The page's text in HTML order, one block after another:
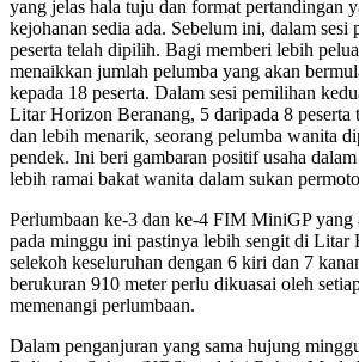
yang jelas hala tuju dan format pertandingan
kejohanan sedia ada. Sebelum ini, dalam sesi
peserta telah dipilih. Bagi memberi lebih
menaikkan jumlah pelumba yang akan
kepada 18 peserta. Dalam sesi pemilihan
Litar Horizon Beranang, 5 daripada 8 peserta
dan lebih menarik, seorang pelumba wanita
pendek. Ini beri gambaran positif usaha
lebih ramai bakat wanita dalam sukan
Perlumbaan ke-3 dan ke-4 FIM MiniGP yang
pada minggu ini pastinya lebih sengit di Litar
selekoh keseluruhan dengan 6 kiri dan 7
berukuran 910 meter perlu dikuasai oleh
memenangi perlumbaan.
Dalam penganjuran yang sama hujung